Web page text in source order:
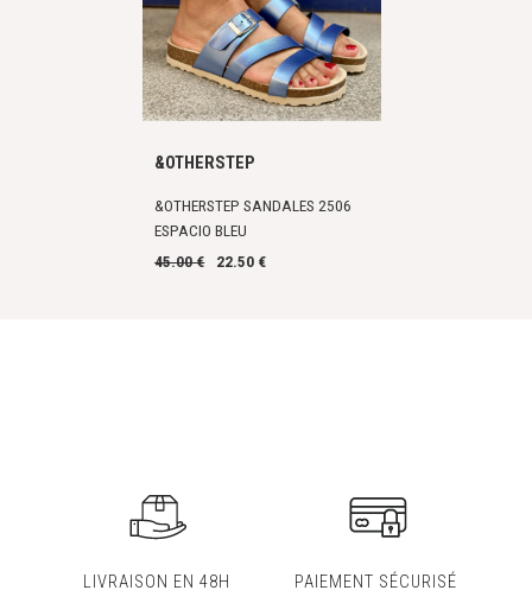
&OTHERSTEP
&OTHERSTEP SANDALES 2506
ESPACIO BLEU
45.00 €
22.50 €
LIVRAISON EN 48H PAIEMENT SÉCURISÉ